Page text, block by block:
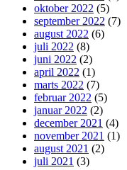
oktober 2022 (5)
september 2022 (7)
august 2022 (6)
juli 2022 (8)
juni 2022 (2)
april 2022 (1)
marts 2022 (7)
februar 2022 (5)
januar 2022 (2)
december 2021 (4)
november 2021 (1)
august 2021 (2)
juli 2021 (3)